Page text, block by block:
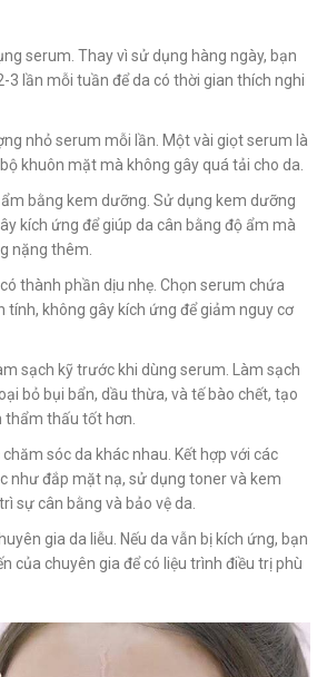
serum. Thay vì sử dụng hàng ngày, bạn
3 lần mỗi tuần để da có thời gian thích nghi
nhỏ serum mỗi lần. Một vài giọt serum là
khuôn mặt mà không gây quá tải cho da.
bằng kem dưỡng. Sử dụng kem dưỡng
kích ứng để giúp da cân bằng độ ẩm mà
nặng thêm.
thành phần dịu nhẹ. Chọn serum chứa
tính, không gây kích ứng để giảm nguy cơ
sạch kỹ trước khi dùng serum. Làm sạch
bỏ bụi bẩn, dầu thừa, và tế bào chết, tạo
thẩm thấu tốt hơn.
sóc da khác nhau. Kết hợp với các
như đắp mặt nạ, sử dụng toner và kem
sự cân bằng và bảo vệ da.
gia da liễu. Nếu da vẫn bị kích ứng, bạn
của chuyên gia để có liệu trình điều trị phù